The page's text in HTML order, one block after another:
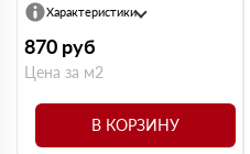
Характеристики
870 руб
Цена за м2
В КОРЗИНУ